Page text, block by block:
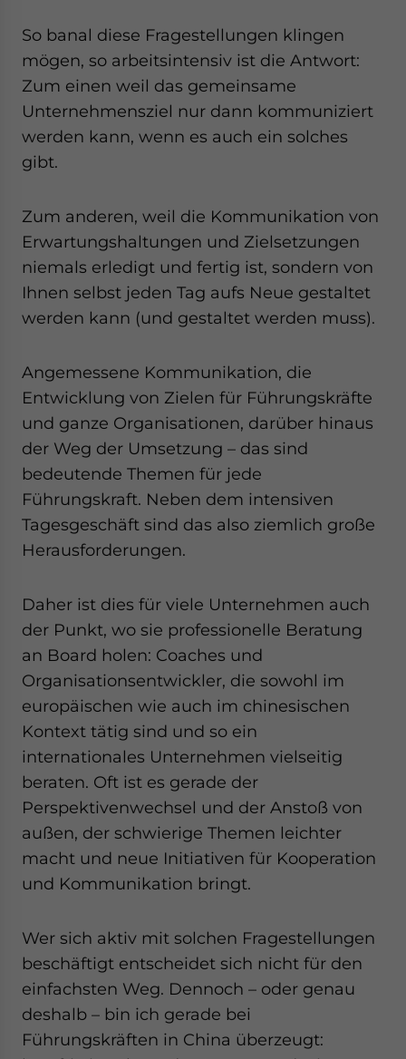
So banal diese Fragestellungen klingen
mögen, so arbeitsintensiv ist die Antwort:
Zum einen weil das gemeinsame
Unternehmensziel nur dann kommuniziert
werden kann, wenn es auch ein solches
gibt.
Zum anderen, weil die Kommunikation von
Erwartungshaltungen und Zielsetzungen
niemals erledigt und fertig ist, sondern von
Ihnen selbst jeden Tag aufs Neue gestaltet
werden kann (und gestaltet werden muss).
Angemessene Kommunikation, die
Entwicklung von Zielen für Führungskräfte
und ganze Organisationen, darüber hinaus
der Weg der Umsetzung – das sind
bedeutende Themen für jede
Führungskraft. Neben dem intensiven
Tagesgeschäft sind das also ziemlich große
Herausforderungen.
Daher ist dies für viele Unternehmen auch
der Punkt, wo sie professionelle Beratung
an Board holen: Coaches und
Organisationsentwickler, die sowohl im
europäischen wie auch im chinesischen
Kontext tätig sind und so ein
internationales Unternehmen vielseitig
beraten. Oft ist es gerade der
Perspektivenwechsel und der Anstoß von
außen, der schwierige Themen leichter
macht und neue Initiativen für Kooperation
und Kommunikation bringt.
Wer sich aktiv mit solchen Fragestellungen
beschäftigt entscheidet sich nicht für den
einfachsten Weg. Dennoch – oder genau
deshalb – bin ich gerade bei
Führungskräften in China überzeugt: